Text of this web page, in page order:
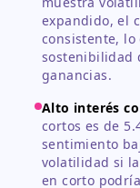
expandido, el
consistente,
sostenibilidad
ganancias.
Alto interés
cortos es de
sentimiento
volatilidad si
en corto